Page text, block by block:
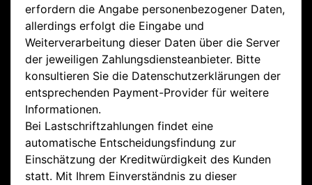
erfordern die Angabe personenbezogener Daten,
allerdings erfolgt die Eingabe und
Weiterverarbeitung dieser Daten über die Server
der jeweiligen Zahlungsdiensteanbieter. Bitte
konsultieren Sie die Datenschutzerklärungen der
entsprechenden Payment-Provider für weitere
Informationen.
Bei Lastschriftzahlungen findet eine
automatische Entscheidungsfindung zur
Einschätzung der Kreditwürdigkeit des Kunden
statt. Mit Ihrem Einverständnis zu dieser